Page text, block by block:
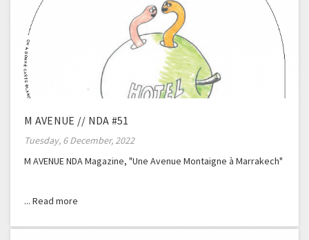
M AVENUE // NDA #51
Tuesday, 6 December, 2022
M AVENUE NDA Magazine, "Une Avenue Montaigne à Marrakech"